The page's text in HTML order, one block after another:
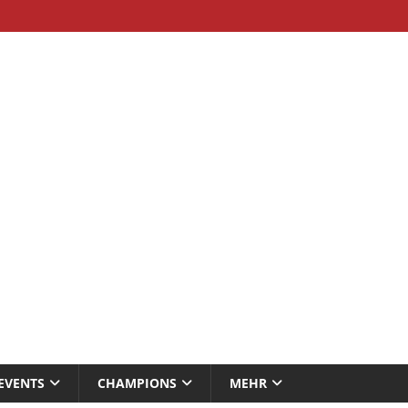
CHAMPIONS MEHR